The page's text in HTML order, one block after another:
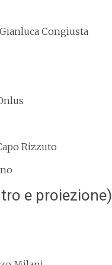
Congiusta
Rizzuto
e proiezione)